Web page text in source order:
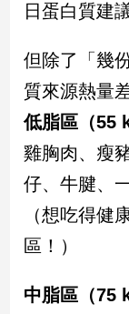
兩
國
際
社
會/
方
新
冠
病
毒
區
日蛋白質建
但除了「幾
質來源熱量
低脂區（55
雞胸肉、瘦
仔、牛腱、
（想吃得健
區！）
中脂區（75